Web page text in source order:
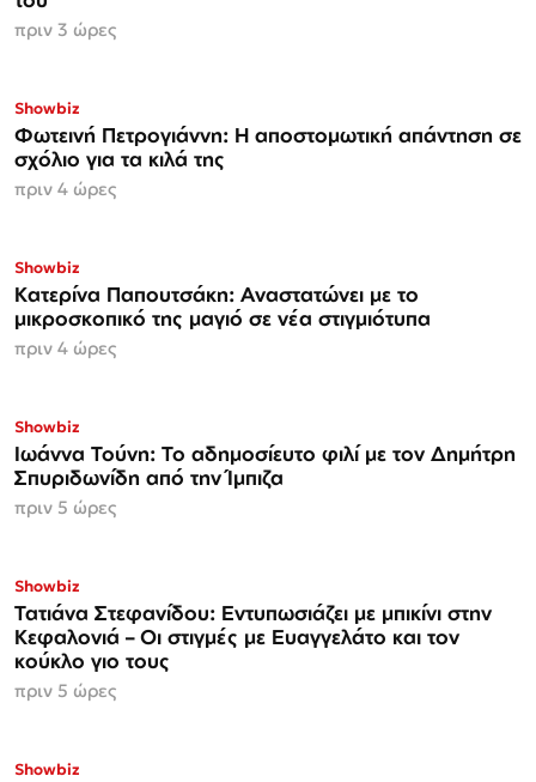
πριν 3 ώρες
Showbiz
Φωτεινή Πετρογιάννη: Η αποστομωτική απάντηση σε
σχόλιο για τα κιλά της
πριν 4 ώρες
Showbiz
Κατερίνα Παπουτσάκη: Αναστατώνει με το
μικροσκοπικό της μαγιό σε νέα στιγμιότυπα
πριν 4 ώρες
Showbiz
Ιωάννα Τούνη: Το αδημοσίευτο φιλί με τον Δημήτρη
Σπυριδωνίδη από την Ίμπιζα
πριν 5 ώρες
Showbiz
Τατιάνα Στεφανίδου: Εντυπωσιάζει με μπικίνι στην
Κεφαλονιά – Οι στιγμές με Ευαγγελάτο και τον
κούκλο γιο τους
πριν 5 ώρες
Showbiz